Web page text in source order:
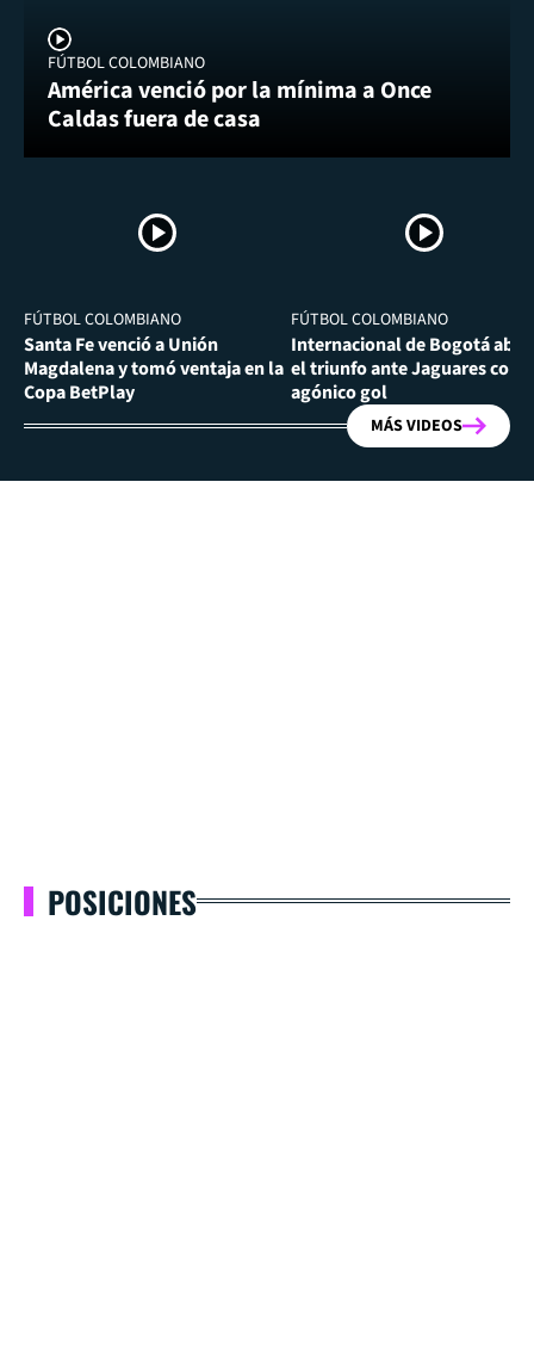
FÚTBOL COLOMBIANO
América venció por la mínima a Once
Caldas fuera de casa
FÚTBOL COLOMBIANO
Santa Fe venció a Unión
Magdalena y tomó ventaja en la
Copa BetPlay
FÚTBOL COLOMBIANO
Internacional de Bogotá
el triunfo ante Jaguares con
agónico gol
MÁS VIDEOS
POSICIONES